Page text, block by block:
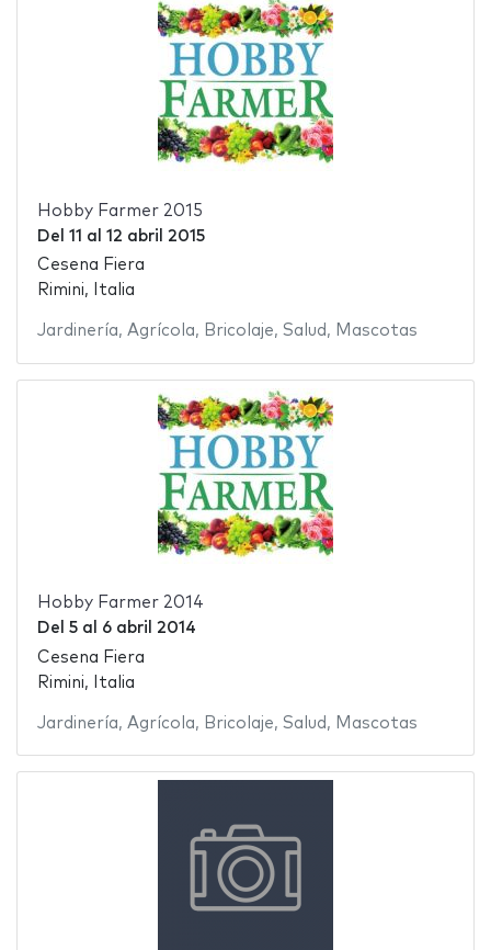
Hobby Farmer 2015
Del 11 al 12 abril 2015
Cesena Fiera
Rimini, Italia
Jardinería, Agrícola, Bricolaje, Salud , Mascotas
Hobby Farmer 2014
Del 5al 6 abril 2014
Cesena Fiera
Rimini, Italia
Jardinería, Agrícola, Bricolaje, Salud , Mascotas